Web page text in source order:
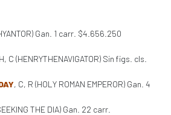
Gan. 1 carr. $4.656.250
C (HENRYTHENAVIGATOR) Sin figs. cls.
, C, R (HOLY ROMAN EMPEROR) Gan. 4
THE DIA) Gan. 22 carr.